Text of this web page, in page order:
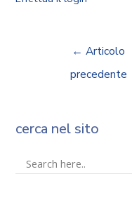
← Articolo
precedente
cerca nel sito